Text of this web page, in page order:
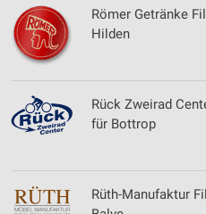
Römer Getränke
Hilden
Rück Zweirad
für Bottrop
Rüth-Manufaktur
Verwendung von Profilen zur
personalisierter Inhalte
Messung der Werbeleistung
Messung der Performance von
Analyse von Zielgruppen
Entwicklung und